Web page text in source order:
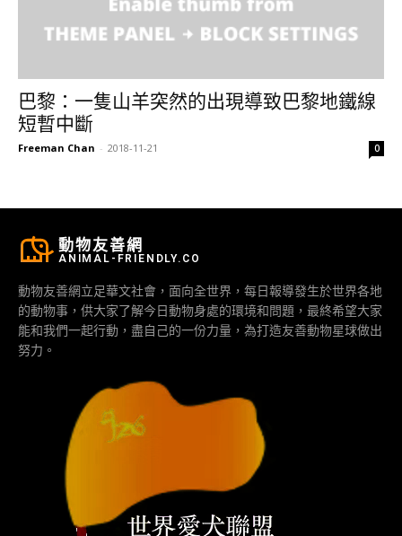
巴黎：一隻山羊突然的出現導致巴黎地鐵線
短暫中斷
Freeman Chan - 2018-11-21 0
動物友善網
ANIMAL-FRIENDLY.CO
動物友善網立足華文社會，面向全世界，每日報導發生於世界各地
的動物事，供大家了解今日動物身處的環境和問題，最終希望大家
能和我們一起行動，盡自己的一份力量，為打造友善動物星球做出
努力。